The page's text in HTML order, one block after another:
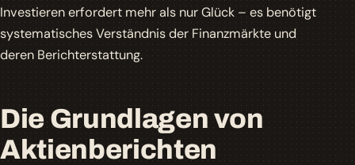
Investieren erfordert mehr als nur Glück – es benötigt
systematisches Verständnis der Finanzmärkte und
deren Berichterstattung.
Die Grundlagen von
Aktienberichten